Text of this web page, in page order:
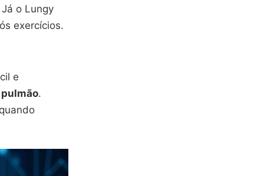
o Lungy
exercícios.
e
.